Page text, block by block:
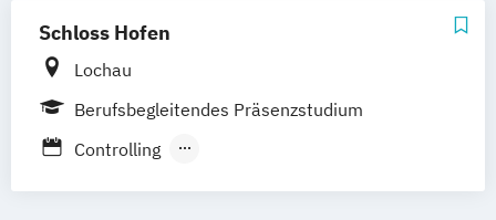
Engineering
Informatik – Digital Innovation
InterMedia
International Management & Leadership
Schloss Hofen
Lochau
Berufsbegleitendes Präsenzstudium
Controlling